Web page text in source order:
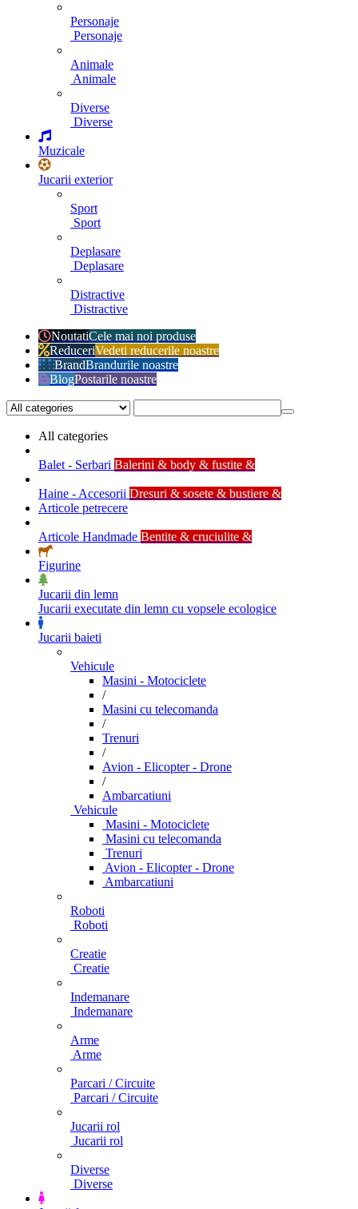
Personaje
Personaje
Animale
Animale
Diverse
Diverse
Muzicale
Jucarii exterior
Sport
Sport
Deplasare
Deplasare
Distractive
Distractive
NoutatiCele mai noi produse
ReduceriVedeti reducerile noastre
BrandBrandurile noastre
BlogPostarile noastre
All categories
Balet - Serbari Balerini & body & fustite &
Haine - Accesorii Dresuri & sosete & bustiere &
Articole petrecere
Articole Handmade Bentite & cruciulite &
Figurine
Jucarii din lemn
Jucarii executate din lemn cu vopsele ecologice
Jucarii baieti
Vehicule
Masini - Motociclete
/
Masini cu telecomanda
/
Trenuri
/
Avion - Elicopter - Drone
/
Ambarcatiuni
Vehicule
Masini - Motociclete
Masini cu telecomanda
Trenuri
Avion - Elicopter - Drone
Ambarcatiuni
Roboti
Roboti
Creatie
Creatie
Indemanare
Indemanare
Arme
Arme
Parcari / Circuite
Parcari / Circuite
Jucarii rol
Jucarii rol
Diverse
Diverse